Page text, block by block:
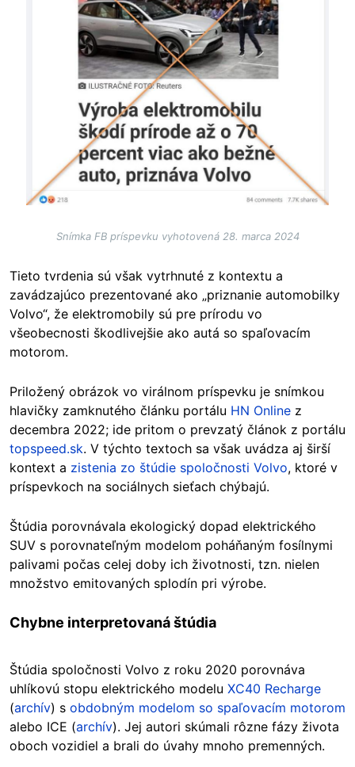
Snímka FB príspevku vyhotovená 28. marca 2024
Tieto tvrdenia sú však vytrhnuté z kontextu a
zavádzajúco prezentované ako „priznanie automobilky
Volvo“, že elektromobily sú pre prírodu vo
všeobecnosti škodlivejšie ako autá so spaľovacím
motorom.
Priložený obrázok vo virálnom príspevku je snímkou
hlavičky zamknutého článku portálu HN Online z
decembra 2022; ide pritom o prevzatý článok z portálu
topspeed.sk. V týchto textoch sa však uvádza aj širší
kontext a zistenia zo štúdie spoločnosti Volvo, ktoré v
príspevkoch na sociálnych sieťach chýbajú.
Štúdia porovnávala ekologický dopad elektrického
SUV s porovnateľným modelom poháňaným fosílnymi
palivami počas celej doby ich životnosti, tzn. nielen
množstvo emitovaných splodín pri výrobe.
Chybne interpretovaná štúdia
Štúdia spoločnosti Volvo z roku 2020 porovnáva
uhlíkovú stopu elektrického modelu XC40 Recharge
(archív) s obdobným modelom so spaľovacím motorom
alebo ICE (archív). Jej autori skúmali rôzne fázy života
oboch vozidiel a brali do úvahy mnoho premenných.